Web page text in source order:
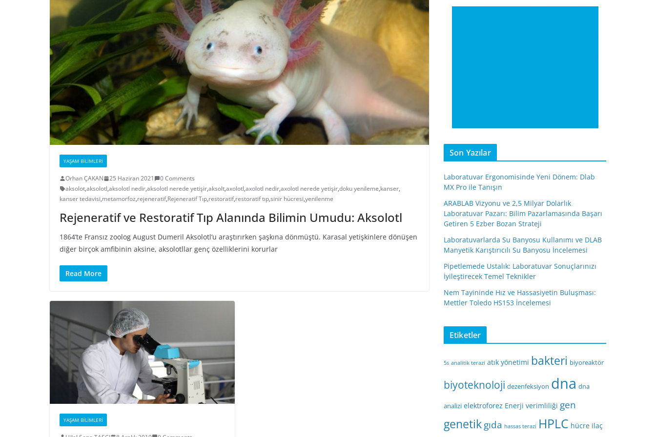
YAŞAM BILIMLERI
Orhan ÇAKAN 25 Haziran 2021
0 Comments
aksolot,aksolotl,aksolotl nedir,aksolotl nerede yetişir,aksolt,axolotl,axolotl nedir,axolotl nerede yetişir,doku yenileme,kanser,
kanser tedavisi,metamorfoz,rejeneratif,Rejeneratif Tıp,restoratif,restoratif tıp,sinir hücresi,yenilenme
Rejeneratif ve Restoratif Tıp Alanında Bilimin Umudu: Aksolotl
1864’te Fransız zoolog August Dumeril Aksolotl’u araştırırken şaşkına dönmüştü. Karasal yetişkinlere dönüşen
diğer birçok amfibinin aksine, aksolotllar genç özelliklerini korurlar
Read More
YAŞAM BILIMLERI
Son Yazılar
Laboratuvar Ergonomisinde Yeni Dönem: Dlab
MX Pro ile Tanışın
ARABLAB Vizyonu ve 2,5 Milyar Dolarlık
Laboratuvar Pazarı: Bilim Pazarlamasında Başarı
Getiren 5 Ezber Bozan Strateji
Laboratuvarlarda Su Banyosu Kullanımı ve DLAB
Manyetik Karıştırıcılı Su Banyosu İncelemesi
Pipetlemede Ustalık: Laboratuvar Sonuçlarınızı
İyileştirecek Temel Teknikler
Nem Tayininde Hız ve Hassasiyetin Buluşması:
Mettler Toledo HS153 İncelemesi
Etiketler
5s analitik terazi atık yönetimi bakteri biyoreaktör
biyoteknoloji dezenfeksiyon dna dna
analizi elektroforez Enerji verimliliği gen
genetikgıda hassas terazi HPLC hücre ilaç